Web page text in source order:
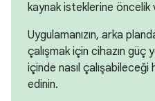
kaynak isteklerine öncelik
Uygulamanızın, arka
çalışmak için cihazın güç
içinde nasıl
edinin.